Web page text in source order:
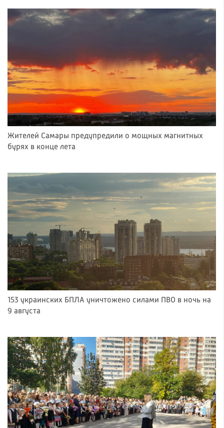
Жителей Самары предупредили о мощных магнитных
бурях в конце лета
153 украинских БПЛА уничтожено силами ПВО в ночь на
9 августа